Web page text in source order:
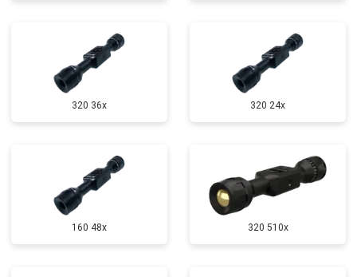
320 36x 320 24x
160 48x 320 510x